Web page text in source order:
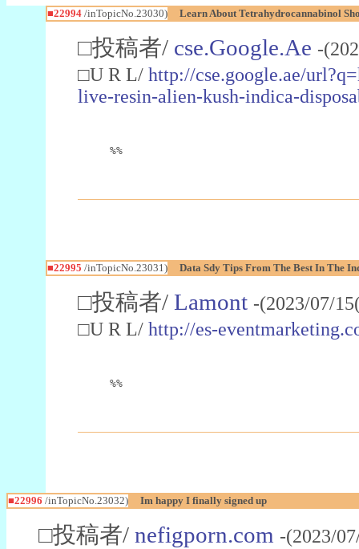
■22994/inTopicNo.23030) Learn About Tetrahydrocannabinol
□投稿者/ cse.Google.Ae -
□U R L/ http://cse.google.ae/
live-resin-alien-kush-indica-
%%
■22995 /inTopicNo.23031) Data Sdy Tips From The Best In The
□投稿者/ Lamont -(2023/07/
□U R L/ http://es-
%%
■22996 /inTopicNo.23032) Im happy I finally signed up
□投稿者/ nefigporn.com -(2023/